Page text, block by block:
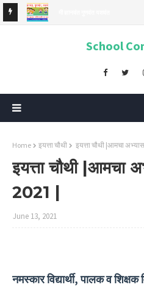
School
Home इयत्ता चौथी इयत्ता चौथी |आमचा
इयत्ता चौथी
2021 |
June 13, 2021
नमस्कार विद्यार्थी, पालक व शिक्षक